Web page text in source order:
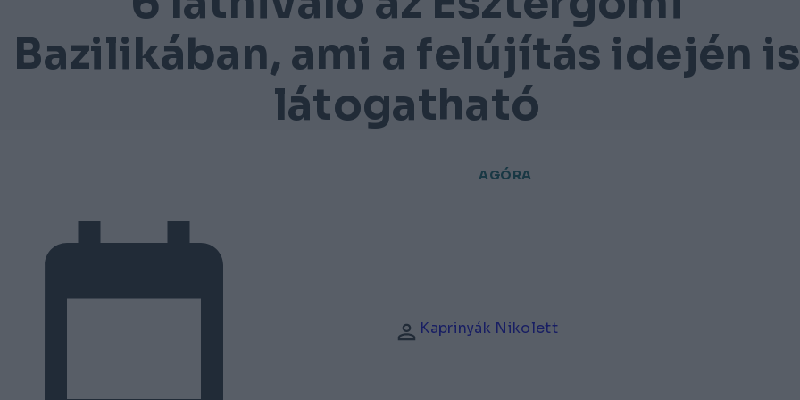
Bazilikában, ami a felújítás idején is
látogatható
AGÓRA
Kaprinyák Nikolett